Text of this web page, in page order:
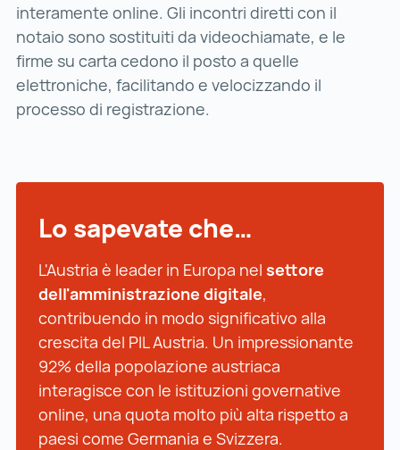
interamente online. Gli incontri diretti con il
notaio sono sostituiti da videochiamate, e le
firme su carta cedono il posto a quelle
elettroniche, facilitando e velocizzando il
processo di registrazione.
Lo sapevate che…
L'Austria è leader in Europa nel settore
dell'amministrazione digitale,
contribuendo in modo significativo alla
crescita del PIL Austria. Un impressionante
92% della popolazione austriaca
interagisce con le istituzioni governative
online, una quota molto più alta rispetto a
paesi come Germania e Svizzera.